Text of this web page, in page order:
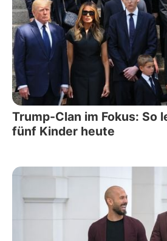
Trump-Clan im Fokus: So
fünf Kinder heute